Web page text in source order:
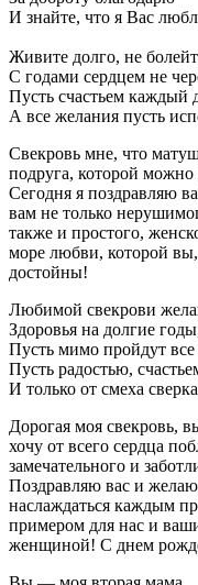
И знайте, что я Вас
Живите долго, не
С годами сердцем не
Пусть счастьем каждый
А все желания пусть
Свекровь мне, что
подруга, которой
Сегодня я поздравляю
вам не только
также и простого,
море любви, которой
достойны!
Любимой свекрови
Здоровья на долгие
Пусть мимо пройдут все
Пусть радостью,
И только от смеха
Дорогая моя свекровь,
хочу от всего сердца
замечательного и
Поздравляю вас и
наслаждаться каждым
примером для нас и
женщиной! С днем